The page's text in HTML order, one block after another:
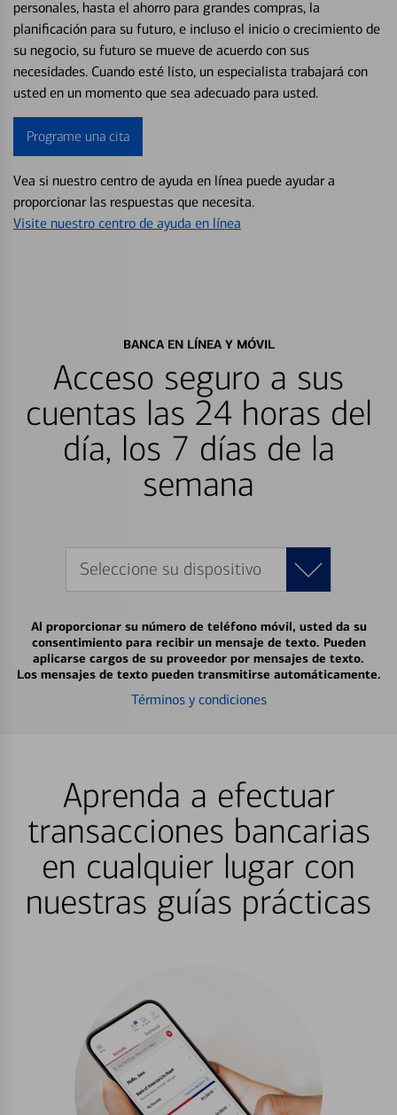
personales, hasta el ahorro para grandes compras, la
planificación para su futuro, e incluso el inicio o crecimiento de
su negocio, su futuro se mueve de acuerdo con sus
necesidades. Cuando esté listo, un especialista trabajará con
usted en un momento que sea adecuado para usted.
Programe una cita
Vea si nuestro centro de ayuda en línea puede ayudar a
proporcionar las respuestas que necesita.
Visite nuestro centro de ayuda en línea
BANCA EN LÍNEA Y MÓVIL
Acceso seguro a sus
cuentas las 24 horas del
día, los 7 días de la
semana
Seleccione su dispositivo
Al proporcionar su número de teléfono móvil, usted da su
consentimiento para recibir un mensaje de texto. Pueden
aplicarse cargos de su proveedor por mensajes de texto.
Los mensajes de texto pueden transmitirse automáticamente.
Términos y condiciones
Aprenda a efectuar
transacciones bancarias
en cualquier lugar con
nuestras guías prácticas